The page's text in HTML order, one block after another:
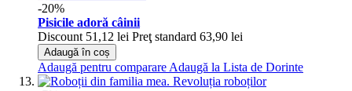
-20%
Pisicile adoră câinii
Discount 51,12 lei Preţ standard 63,90 lei
Adaugă în coș
Adaugă pentru comparare Adaugă la Lista de Dorinte